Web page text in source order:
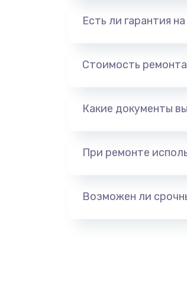
Есть ли гарантия
Стоимость
Какие документы
При ремонте
Возможен ли